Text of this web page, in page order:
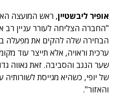
אופיר ליבשטיין, ראש המועצה
"החברה הצליחה לעורר עניין רב
הבחירה שלה להקים את מפעלה
ערכית וראויה, אלא תייצר עוד
שער הנגב והסביבה. זאת גאווה
של יופי, כשהיא מגייסת
והאזור".